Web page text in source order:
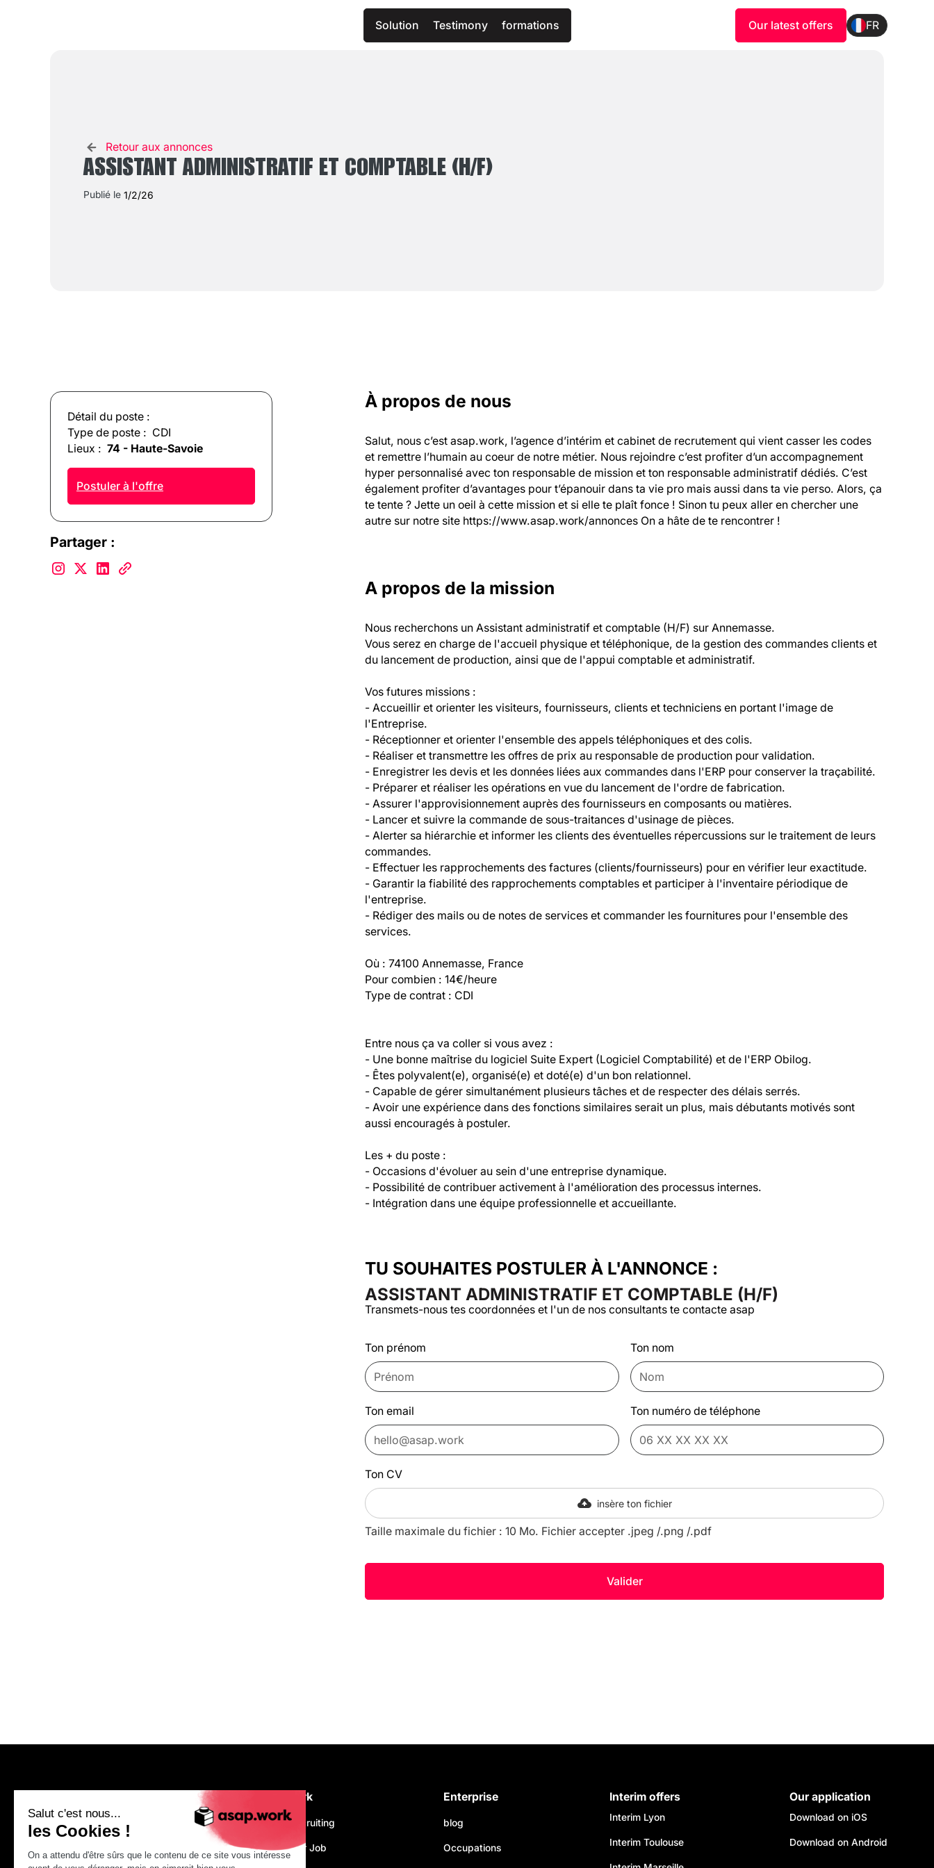
Salut c'est nous...
les Cookies !
On a attendu d'être sûrs que le contenu de ce site vous intéresse
Solution Testimony formations Our latest offers FR
Retour aux annonces
ASSISTANT ADMINISTRATIF ET COMPTABLE (H/F)
Publié le 1/2/26
Détail du poste :
Type de poste : CDI
Lieux : 74 - Haute-Savoie
Postuler à l'offre
Partager :
À propos de nous
Salut, nous c’est asap.work, l’agence d’intérim et cabinet de recrutement qui vient casser les codes
et remettre l’humain au coeur de notre métier. Nous rejoindre c’est profiter d’un accompagnement
hyper personnalisé avec ton responsable de mission et ton responsable administratif dédiés. C’est
également profiter d’avantages pour t’épanouir dans ta vie pro mais aussi dans ta vie perso. Alors, ça
te tente ? Jette un oeil à cette mission et si elle te plaît fonce ! Sinon tu peux aller en chercher une
autre sur notre site https://www.asap.work/annonces On a hâte de te rencontrer !
A propos de la mission
Nous recherchons un Assistant administratif et comptable (H/F) sur Annemasse.
Vous serez en charge de l'accueil physique et téléphonique, de la gestion des commandes clients et
du lancement de production, ainsi que de l'appui comptable et administratif.
Vos futures missions :
- Accueillir et orienter les visiteurs, fournisseurs, clients et techniciens en portant l'image de
l'Entreprise.
- Réceptionner et orienter l'ensemble des appels téléphoniques et des colis.
- Réaliser et transmettre les offres de prix au responsable de production pour validation.
- Enregistrer les devis et les données liées aux commandes dans l'ERP pour conserver la traçabilité.
- Préparer et réaliser les opérations en vue du lancement de l'ordre de fabrication.
- Assurer l'approvisionnement auprès des fournisseurs en composants ou matières.
- Lancer et suivre la commande de sous-traitances d'usinage de pièces.
- Alerter sa hiérarchie et informer les clients des éventuelles répercussions sur le traitement de leurs
commandes.
- Effectuer les rapprochements des factures (clients/fournisseurs) pour en vérifier leur exactitude.
- Garantir la fiabilité des rapprochements comptables et participer à l'inventaire périodique de
l'entreprise.
- Rédiger des mails ou de notes de services et commander les fournitures pour l'ensemble des
services.
Où : 74100 Annemasse, France
Pour combien : 14€/heure
Type de contrat : CDI
Entre nous ça va coller si vous avez :
- Une bonne maîtrise du logiciel Suite Expert (Logiciel Comptabilité) et de l'ERP Obilog.
- Êtes polyvalent(e), organisé(e) et doté(e) d'un bon relationnel.
- Capable de gérer simultanément plusieurs tâches et de respecter des délais serrés.
- Avoir une expérience dans des fonctions similaires serait un plus, mais débutants motivés sont
aussi encouragés à postuler.
Les + du poste :
- Occasions d'évoluer au sein d'une entreprise dynamique.
- Possibilité de contribuer activement à l'amélioration des processus internes.
- Intégration dans une équipe professionnelle et accueillante.
TU SOUHAITES POSTULER À L'ANNONCE :
ASSISTANT ADMINISTRATIF ET COMPTABLE (H/F)
Transmets-nous tes coordonnées et l'un de nos consultants te contacte asap
Ton prénom Ton nom
Ton email Ton numéro de téléphone
Ton CV
insère ton fichier
Taille maximale du fichier : 10 Mo. Fichier accepter .jpeg /.png /.pdf
asap.work
We are recruiting
Make Your Job
Enterprise
blog
Occupations
Interim offers
Interim Lyon
Interim Toulouse
Our application
Download on iOS
Download on Android